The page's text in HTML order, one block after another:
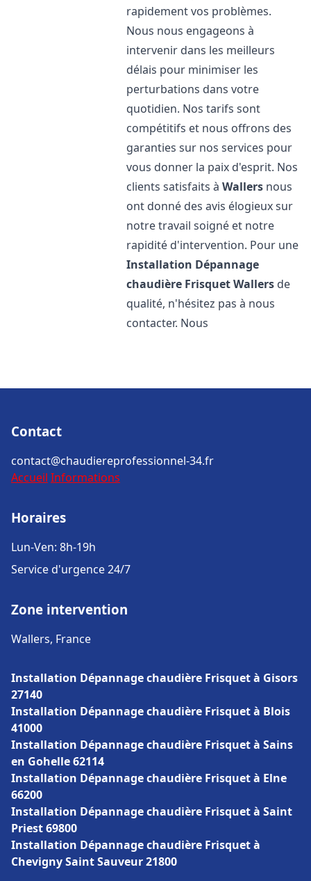
rapidement vos problèmes.
Nous nous engageons à
intervenir dans les meilleurs
délais pour minimiser les
perturbations dans votre
quotidien. Nos tarifs sont
compétitifs et nous offrons des
garanties sur nos services pour
vous donner la paix d'esprit. Nos
clients satisfaits àWallers nous
ont donné des avis élogieux sur
notre travail soigné et notre
rapidité d'intervention. Pour une
Installation Dépannage
chaudière FrisquetWallers de
qualité, n'hésitez pas à nous
contacter. Nous
Contact
contact@chaudiereprofessionnel-34.fr
Accueil Informations
Horaires
Lun-Ven: 8h-19h
Service d'urgence 24/7
Zone intervention
Wallers, France
Installation Dépannage chaudière Frisquet à Gisors
27140
Installation Dépannage chaudière Frisquet à Blois
41000
Installation Dépannage chaudière Frisquet à Sains
en Gohelle 62114
Installation Dépannage chaudière Frisquet à Elne
66200
Installation Dépannage chaudière Frisquet à Saint
Priest 69800
Installation Dépannage chaudière Frisquet à
Chevigny Saint Sauveur 21800